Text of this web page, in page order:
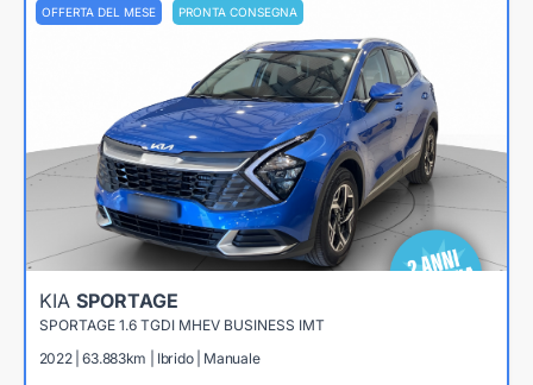
OFFERTA DEL MESE PRONTA CONSEGNA
KIA SPORTAGE
SPORTAGE 1.6 TGDI MHEV BUSINESS IMT
2022 | 63.883km | Ibrido | Manuale